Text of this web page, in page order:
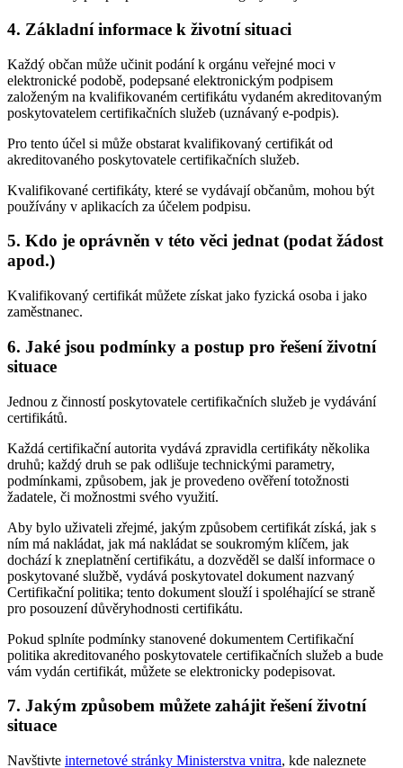
4. Základní informace k životní situaci
Každý občan může učinit podání k orgánu veřejné moci v
elektronické podobě, podepsané elektronickým podpisem
založeným na kvalifikovaném certifikátu vydaném akreditovaným
poskytovatelem certifikačních služeb (uznávaný e-podpis).
Pro tento účel si může obstarat kvalifikovaný certifikát od
akreditovaného poskytovatele certifikačních služeb.
Kvalifikované certifikáty, které se vydávají občanům, mohou být
používány v aplikacích za účelem podpisu.
5. Kdo je oprávněn v této věci jednat (podat žádost
apod.)
Kvalifikovaný certifikát můžete získat jako fyzická osoba i jako
zaměstnanec.
6. Jaké jsou podmínky a postup pro řešení životní
situace
Jednou z činností poskytovatele certifikačních služeb je vydávání
certifikátů.
Každá certifikační autorita vydává zpravidla certifikáty několika
druhů; každý druh se pak odlišuje technickými parametry,
podmínkami, způsobem, jak je provedeno ověření totožnosti
žadatele, či možnostmi svého využití.
Aby bylo uživateli zřejmé, jakým způsobem certifikát získá, jak s
ním má nakládat, jak má nakládat se soukromým klíčem, jak
dochází k zneplatnění certifikátu, a dozvěděl se další informace o
poskytované službě, vydává poskytovatel dokument nazvaný
Certifikační politika; tento dokument slouží i spoléhající se straně
pro posouzení důvěryhodnosti certifikátu.
Pokud splníte podmínky stanovené dokumentem Certifikační
politika akreditovaného poskytovatele certifikačních služeb a bude
vám vydán certifikát, můžete se elektronicky podepisovat.
7. Jakým způsobem můžete zahájit řešení životní
situace
Navštivte internetové stránky Ministerstva vnitra, kde naleznete